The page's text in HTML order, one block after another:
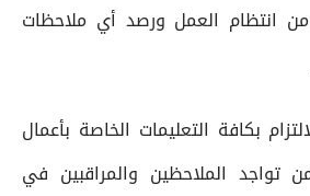
من انتظام العمل ورصد أي ملاحظات
بكافة التعليمات الخاصة بأعمال
من تواجد الملاحظين والمراقبين في